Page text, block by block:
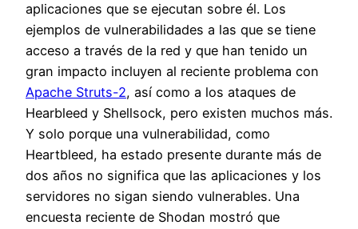
aplicaciones que se ejecutan sobre él. Los
ejemplos de vulnerabilidades a las que se tiene
acceso a través de la red y que han tenido un
gran impacto incluyen al reciente problema con
Apache Struts-2, así como a los ataques de
Hearbleed y Shellsock, pero existen muchos más.
Y solo porque una vulnerabilidad, como
Heartbleed, ha estado presente durante más de
dos años no significa que las aplicaciones y los
servidores no sigan siendo vulnerables. Una
encuesta reciente de Shodan mostró que